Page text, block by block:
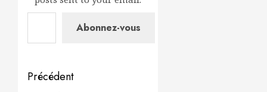
Saisissez votre adresse e-mail…
Abonnez-vous
Navigation
Précédent